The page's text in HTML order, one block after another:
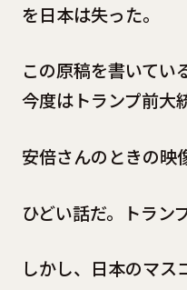
を日本は失った。
この原稿を書いてい
今度はトランプ前大
安倍さんのときの映
ひどい話だ。トラン
しかし、日本のマス